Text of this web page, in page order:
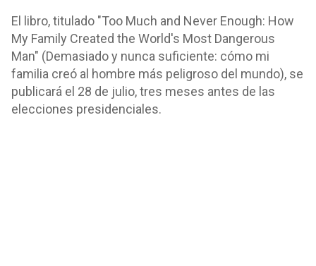
El libro, titulado "Too Much and Never Enough: How
My Family Created the World's Most Dangerous
Man" (Demasiado y nunca suficiente: cómo mi
familia creó al hombre más peligroso del mundo), se
publicará el 28 de julio, tres meses antes de las
elecciones presidenciales.